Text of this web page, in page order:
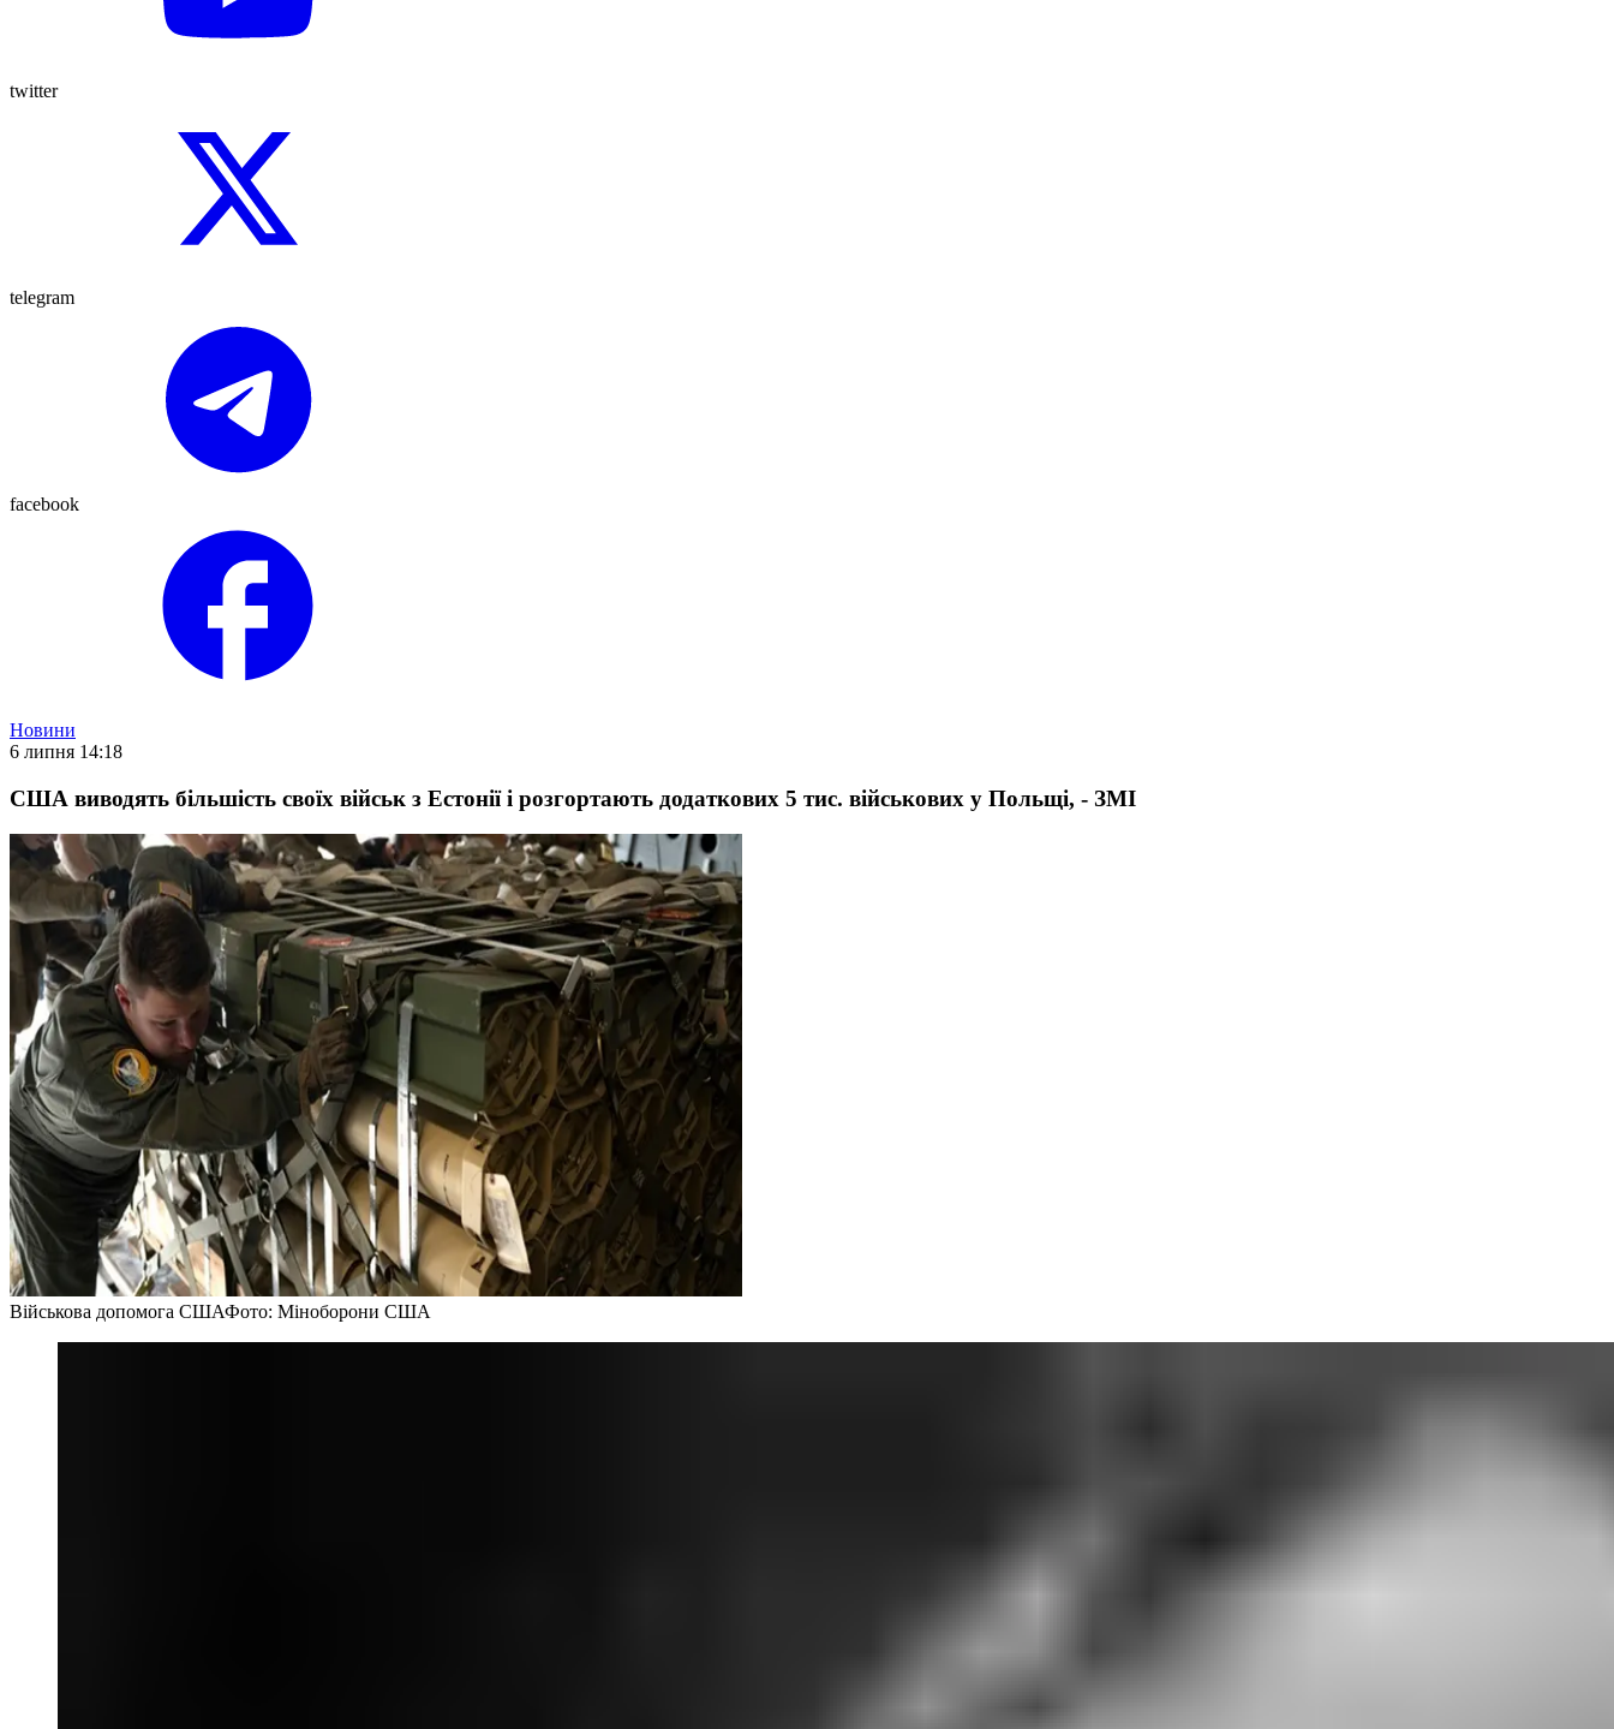
twitter
telegram
facebook
Новини
6 липня 14:18
США виводять більшість своїх військ з Естонії і розгортають додаткових 5 тис. військових у Польщі, - ЗМІ
Військова допомога СШАФото: Міноборони США